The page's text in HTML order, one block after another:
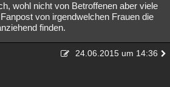
wohl nicht von Betroffenen aber viele
von irgendwelchen Frauen die
finden.
24.06.2015 um 14:36